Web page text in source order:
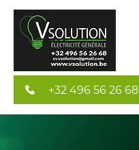
+32 496 56 26 68